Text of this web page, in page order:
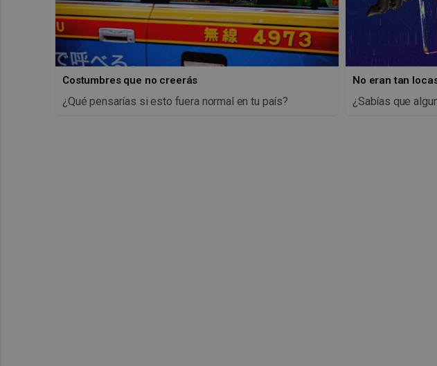
Costumbres que no creerás
¿Qué pensarías si esto fuera normal en tu país?
No eran tan
¿Sabías que